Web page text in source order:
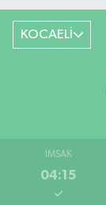
KOCAELİ
İMSAK
04:15